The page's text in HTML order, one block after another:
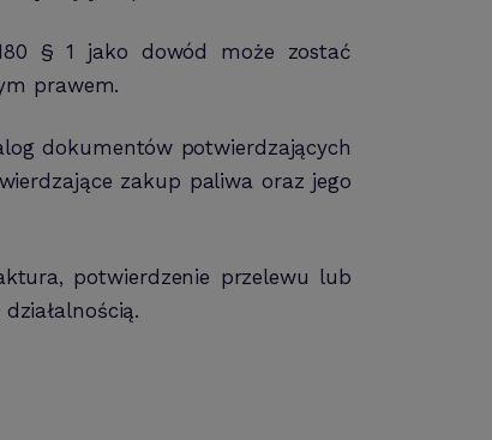
§ 1 jako dowód może zostać
prawem.
dokumentów potwierdzających
zakup paliwa oraz jego
potwierdzenie przelewu lub